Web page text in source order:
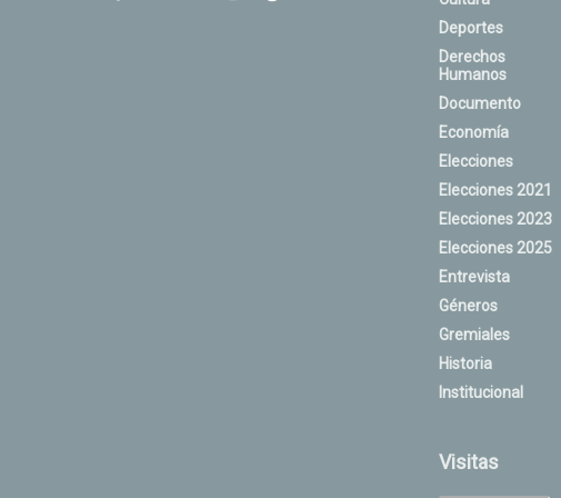
Deportes
Derechos
Humanos
Documento
Economía
Elecciones
Elecciones 2021
Elecciones 2023
Elecciones 2025
Entrevista
Géneros
Gremiales
Historia
Institucional
Visitas